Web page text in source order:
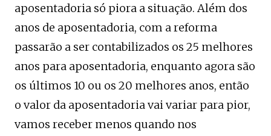
aposentadoria só piora a situação. Além dos
anos de aposentadoria, com a reforma
passarão a ser contabilizados os 25 melhores
anos para aposentadoria, enquanto agora são
os últimos 10 ou os 20 melhores anos, então
o valor da aposentadoria vai variar para pior,
vamos receber menos quando nos